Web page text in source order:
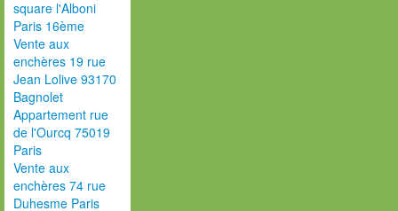
square l'Alboni
Paris 16ème
Vente aux
enchères 19 rue
Jean Lolive 93170
Bagnolet
Appartement rue
de l'Ourcq 75019
Paris
Vente aux
enchères 74 rue
Duhesme Paris